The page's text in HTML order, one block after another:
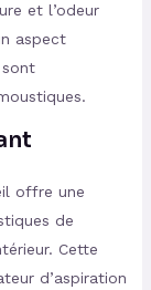
et l’odeur
aspect
offre une
de
Cette
d’aspiration